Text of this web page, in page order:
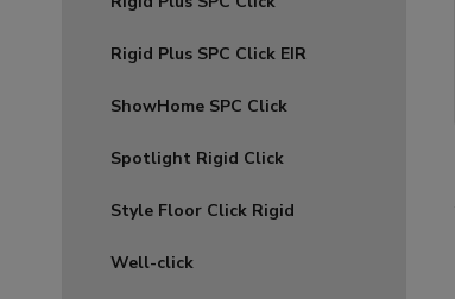
Rigid Plus SPC Click EIR
ShowHome SPC Click
Spotlight Rigid Click
Style Floor Click Rigid
Well-click